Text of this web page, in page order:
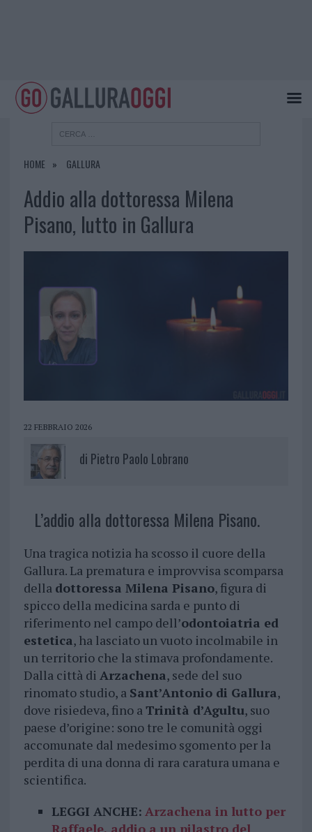
HOME GALLURA
Addio alla dottoressa Milena
Pisano, lutto in Gallura
22 FEBBRAIO 2026
di Pietro Paolo Lobrano
L’addio alla dottoressa Milena Pisano.
Una tragica notizia ha scosso il cuore della
Gallura. La prematura e improvvisa scomparsa
della dottoressa Milena Pisano, figura di
spicco della medicina sarda e punto di
riferimento nel campo dell’odontoiatria ed
estetica, ha lasciato un vuoto incolmabile in
un territorio che la stimava profondamente.
Dalla città di Arzachena, sede del suo
rinomato studio, a Sant’Antonio di Gallura,
dove risiedeva, fino aTrinità d’Agultu, suo
paese d’origine: sono tre le comunità oggi
accomunate dal medesimo sgomento per la
perdita di una donna di rara caratura umana e
scientifica.
LEGGI ANCHE: Arzachena in lutto per